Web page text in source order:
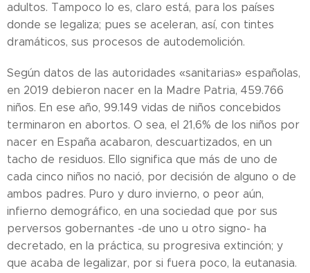
adultos. Tampoco lo es, claro está, para los países
donde se legaliza; pues se aceleran, así, con tintes
dramáticos, sus procesos de autodemolición.
Según datos de las autoridades «sanitarias» españolas,
en 2019 debieron nacer en la Madre Patria, 459.766
niños. En ese año, 99.149 vidas de niños concebidos
terminaron en abortos. O sea, el 21,6% de los niños por
nacer en España acabaron, descuartizados, en un
tacho de residuos. Ello significa que más de uno de
cada cinco niños no nació, por decisión de alguno o de
ambos padres. Puro y duro invierno, o peor aún,
infierno demográfico, en una sociedad que por sus
perversos gobernantes -de uno u otro signo- ha
decretado, en la práctica, su progresiva extinción; y
que acaba de legalizar, por si fuera poco, la eutanasia.